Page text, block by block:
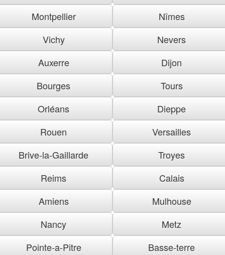
Montpellier
Nîmes
Vichy
Nevers
Auxerre
Dijon
Bourges
Tours
Orléans
Dieppe
Rouen
Versailles
Brive-la-Gaillarde
Troyes
Reims
Calais
Amiens
Mulhouse
Nancy
Metz
Pointe-a-Pitre
Basse-terre